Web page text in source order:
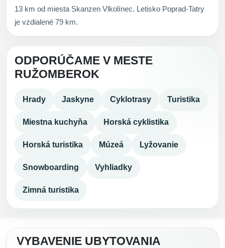
13 km od miesta Skanzen Vlkolínec. Letisko Poprad-Tatry
je vzdialené 79 km.
ODPORÚČAME V MESTE
RUŽOMBEROK
Hrady Jaskyne Cyklotrasy Turistika
Miestna kuchyňa Horská cyklistika
Horská turistika Múzeá Lyžovanie
Snowboarding Vyhliadky
Zimná turistika
VYBAVENIE UBYTOVANIA